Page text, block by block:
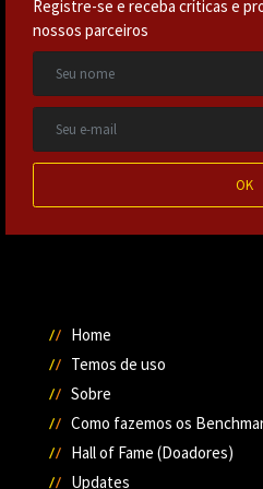
Registre-se e receba críticas e
nossos parceiros
OK
Home
Temos de uso
Sobre
Como fazemos os
Hall of Fame (Doadores)
Updates